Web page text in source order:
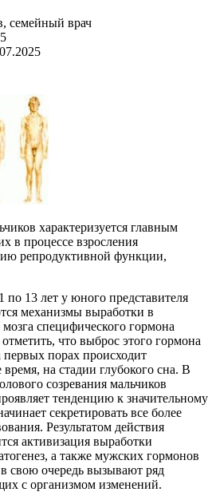
семейный врач
характеризуется главным
в процессе взросления
репродуктивной функции,
по 13 лет у юного представителя
механизмы выработки в
специфического гормона
что выброс этого гормона
первых порах происходит
на стадии глубокого сна. В
созревания мальчиков
тенденцию к значительному
секретировать все более
Результатом действия
активизация выработки
а также мужских гормонов
свою очередь вызывают ряд
с организмом изменений.